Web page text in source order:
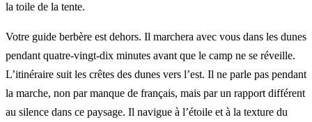
la toile de la tente.
Votre guide berbère est dehors. Il marchera avec vous dans les dunes
pendant quatre-vingt-dix minutes avant que le camp ne se réveille.
L’itinéraire suit les crêtes des dunes vers l’est. Il ne parle pas pendant
la marche, non par manque de français, mais par un rapport différent
au silence dans ce paysage. Il navigue à l’étoile et à la texture du